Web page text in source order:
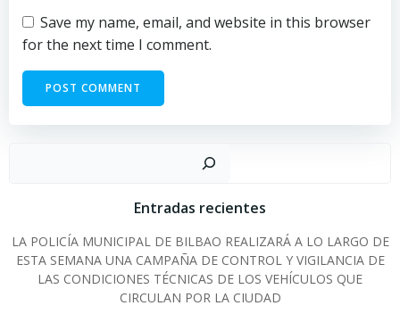
Save my name, email, and website in this browser
for the next time I comment.
Entradas recientes
LA POLICÍA MUNICIPAL DE BILBAO REALIZARÁ A LO LARGO DE
ESTA SEMANA UNA CAMPAÑA DE CONTROL Y VIGILANCIA DE
LAS CONDICIONES TÉCNICAS DE LOS VEHÍCULOS QUE
CIRCULAN POR LA CIUDAD